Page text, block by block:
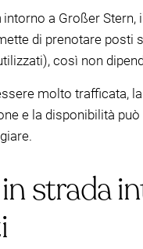
intorno a Großer Stern,
di prenotare posti
così non
molto trafficata,
e la disponibilità
strada